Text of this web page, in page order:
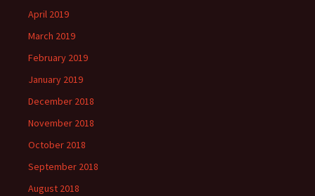
April 2019
March 2019
February 2019
January 2019
December 2018
November 2018
October 2018
September 2018
August 2018